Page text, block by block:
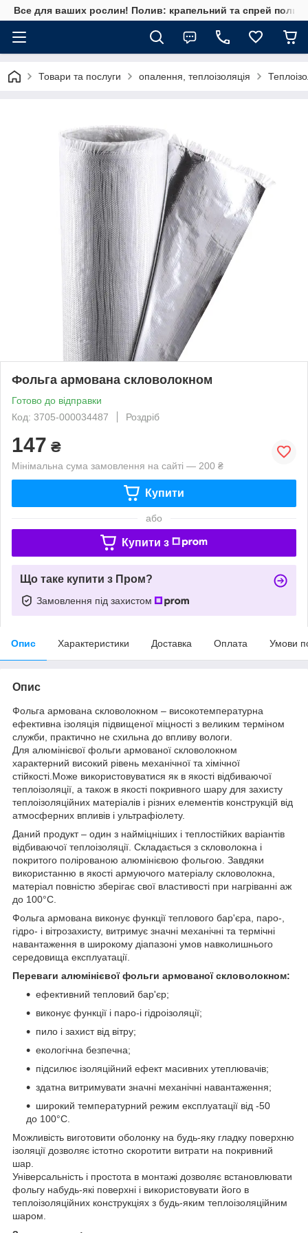
Все для ваших рослин! Полив: крапельний та спрей полив,
Товари та послуги опалення, теплоізоляція
Фольга армована скловолокном
Готово до відправки
Код: 3705-000034487
Роздріб
147 ₴
Мінімальна сума замовлення на сайті — 200 ₴
Купити
або
Купити з
Що таке купити з Пром?
Замовлення під захистом
Опис Характеристики Доставка Оплата Умови
Опис
Фольга армована скловолокном – високотемпературна
ефективна ізоляція підвищеної міцності з великим терміном
служби, практично не схильна до впливу вологи.
Для алюмінієвої фольги армованої скловолокном
характерний високий рівень механічної та хімічної
стійкості.Може використовуватися як в якості відбиваючої
теплоізоляції, а також в якості покривного шару для захисту
теплоізоляційних матеріалів і різних елементів конструкцій від
атмосферних впливів і ультрафіолету.
Даний продукт – один з найміцніших і теплостійких варіантів
відбиваючої теплоізоляції. Складається з скловолокна і
покритого полірованою алюмінієвою фольгою. Завдяки
використанню в якості армуючого матеріалу скловолокна,
матеріал повністю зберігає свої властивості при нагріванні аж
до 100°C.
Фольга армована виконує функції теплового бар'єра, паро-,
гідро- і вітрозахисту, витримує значні механічні та термічні
навантаження в широкому діапазоні умов навколишнього
середовища експлуатації.
Переваги алюмінієвої фольги армованої скловолокном:
ефективний тепловий бар'єр;
виконує функції і паро-і гідроізоляції;
пило і захист від вітру;
екологічна безпечна;
підсилює ізоляційний ефект масивних утеплювачів;
здатна витримувати значні механічні навантаження;
широкий температурний режим експлуатації від -50
до 100°C.
Можливість виготовити оболонку на будь-яку гладку поверхню
ізоляції дозволяє істотно скоротити витрати на покривний
шар.
Універсальність і простота в монтажі дозволяє встановлювати
фольгу набудь-які поверхні і використовувати його в
теплоізоляційних конструкціях з будь-яким теплоізоляційним
шаром.